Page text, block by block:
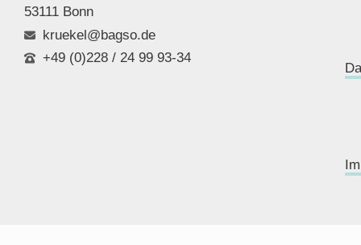
53111 Bonn
kruekel@bagso.de
+49 (0)228 / 24 99 93-34